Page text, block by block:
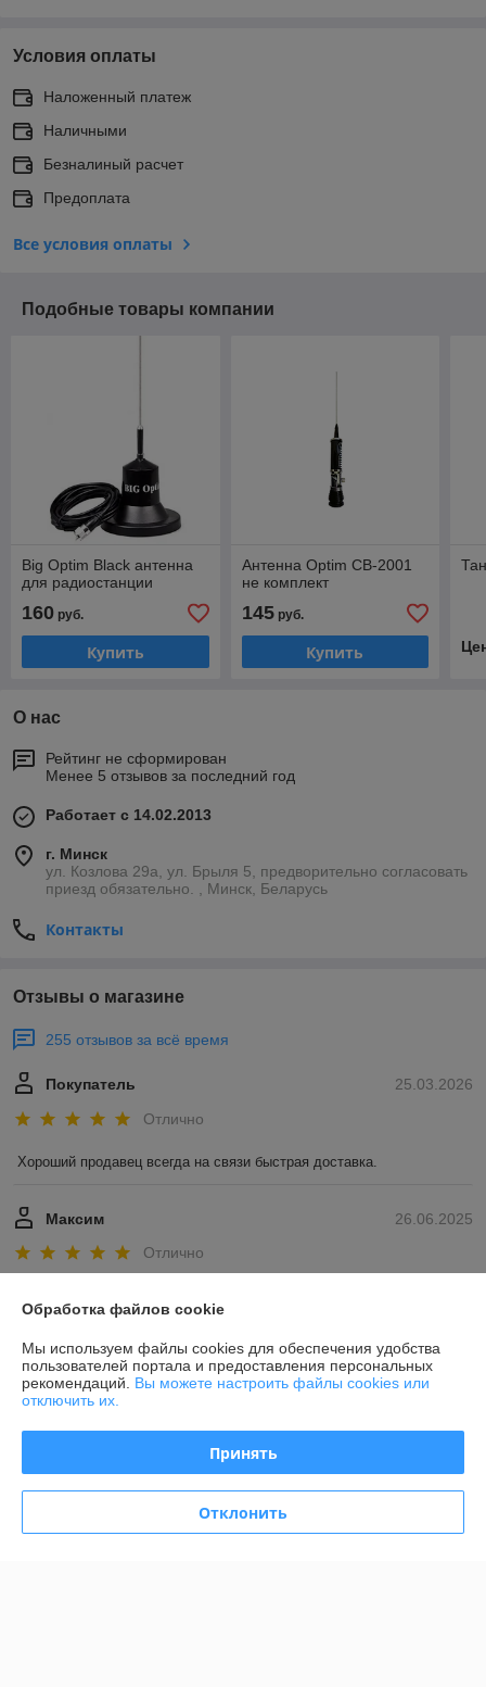
Условия оплаты
Наложенный платеж
Наличными
Безналиный расчет
Предоплата
Все условия оплаты
Подобные товары компании
Big Optim Black антенна
для радиостанции
160 руб.
Купить
Антенна Optim CB-2001
не комплект
145руб.
Купить
О нас
Рейтинг не сформирован
Менее 5 отзывов за последний год
Работает с 14.02.2013
г. Минск
ул. Козлова 29а, ул. Брыля 5, предворительно согласовать
приезд обязательно. , Минск, Беларусь
Контакты
Отзывы о магазине
255 отзывов за всё время
25.03.2026
Покупатель
Отлично
Хороший продавец всегда на связи быстрая доставка.
26.06.2025
Максим
Отлично
О нас
Обработка файлов cookie
Мы используем файлы cookies для обеспечения удобства
пользователей портала и предоставления персональных
рекомендаций. Вы можете настроить файлы cookies или
отключить их.
Принять
Отклонить